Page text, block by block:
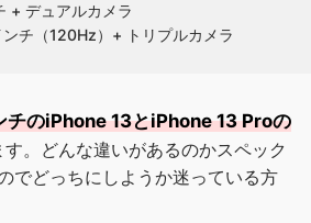
+ デュアルカメラ
チ（120Hz）+ トリプルカメラ
チのiPhone 13とiPhone 13 Proの
す。どんな違いがあるのかスペック
でどっちにしようか迷っている方